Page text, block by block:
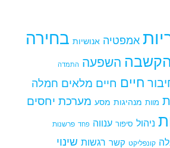
אמפטיה אנושיות בחירה
הקשבה השפעה התמדה
חיים חיים מלאים חמלה
מוות מנהיגות מסע מערכת יחסים
ניהול סיפור ענווה פחד פרשנות
קונפליקט קשר רגשות שינוי